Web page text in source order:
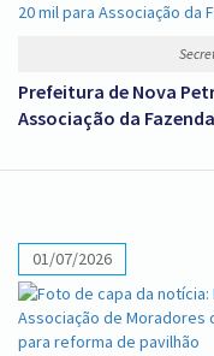
Prefeitura de Nova
Associação da
01/07/2026